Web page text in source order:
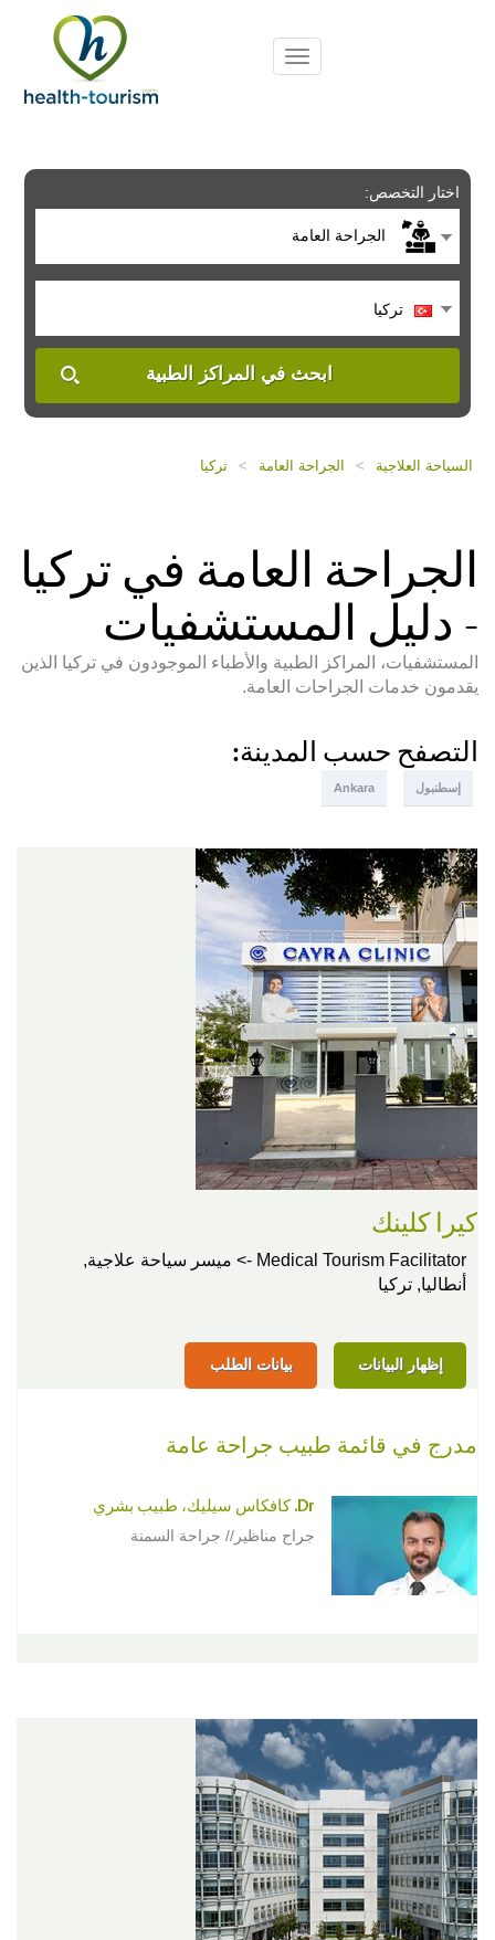
includes
system.
اختار التخصص:
الجراحة العامة
تركيا
ابحث في المراكز الطبية
السياحة العلاجية > الجراحة العامة > تركيا
الجراحة العامة في تركيا
- دليل المستشفيات
المستشفيات، المراكز الطبية والأطباء الموجودون في تركيا الذين
يقدمون خدمات الجراحات العامة.
التصفح حسب المدينة:
إسطنبول Ankara
كيرا كلينك
Medical Tourism Facilitator -> ميسر سياحة علاجية,
أنطاليا, تركيا
إظهار البيانات بيانات الطلب
مدرج في قائمة طبيب جراحة عامة
Dr. كافكاس سيليك، طبيب بشري
جراح مناظير// جراحة السمنة